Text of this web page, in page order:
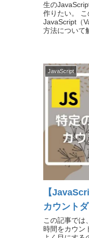
生の
作りたい。
JavaScript（
方法について
JavaScript
【
カウント
この記事では
時間をカウン